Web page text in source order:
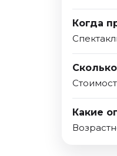
Когда
Какие